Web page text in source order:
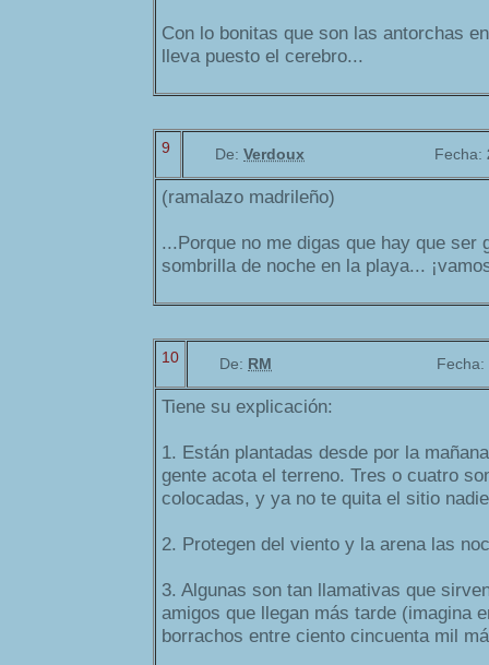
Con lo bonitas que son las antorchas
lleva puesto el cerebro...
9 De: Verdoux Fecha:
(ramalazo madrileño)
...Porque no me digas que hay que ser
sombrilla de noche en la playa...
10 De: RM Fecha:
Tiene su explicación:
1. Están plantadas desde por la
gente acota el terreno. Tres o cuatro
colocadas, y ya no te quita el sitio
2. Protegen del viento y la arena las
3. Algunas son tan llamativas que
amigos que llegan más tarde (imagina
borrachos entre ciento cincuenta mil